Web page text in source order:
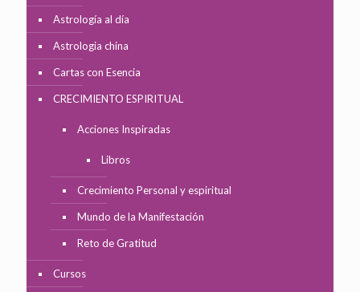
Astrología al día
Astrologia china
Cartas con Esencia
CRECIMIENTO ESPIRITUAL
Acciones Inspiradas
Libros
Crecimiento Personal y espiritual
Mundo de la Manifestación
Reto de Gratitud
Cursos